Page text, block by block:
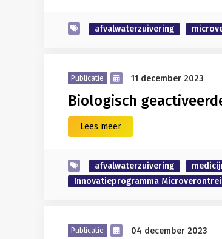
afvalwaterzuivering
Publicatie 11 december 2023
Biologisch
Lees meer
afvalwaterzuivering
Innovatieprogramma
Publicatie 04 december 2023